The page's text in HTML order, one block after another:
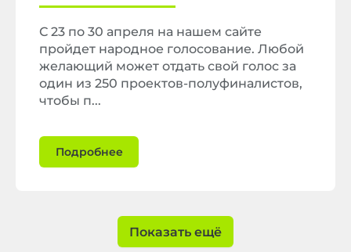
С 23 по 30 апреля на нашем сайте
пройдет народное голосование. Любой
желающий может отдать свой голос за
один из 250 проектов-полуфиналистов,
чтобы п...
Подробнее
Показать ещё